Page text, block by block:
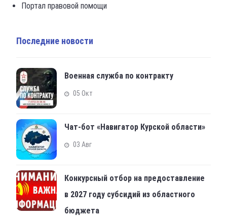
Портал правовой помощи
Последние новости
Военная служба по контракту
05 Окт
Чат-бот «Навигатор Курской области»
03 Авг
Конкурсный отбор на предоставление
в 2027 году субсидий из областного
бюджета